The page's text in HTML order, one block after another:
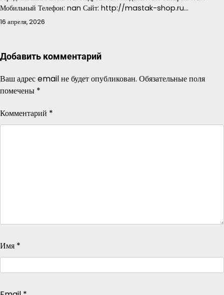
Мобильный Телефон: nan Сайт: http://mastak-shop.ru…
16 апреля, 2026
Добавить комментарий
Ваш адрес email не будет опубликован. Обязательные поля
помечены *
Комментарий *
Имя *